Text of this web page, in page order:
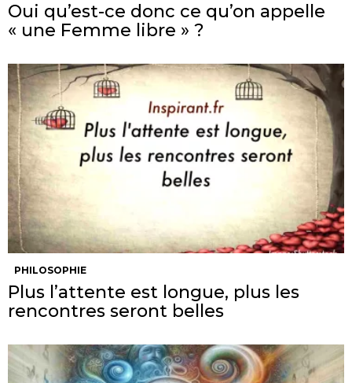
Oui qu’est-ce donc ce qu’on appelle
« une Femme libre » ?
PHILOSOPHIE
Plus l’attente est longue, plus les
rencontres seront belles